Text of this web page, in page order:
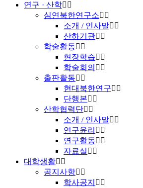
연구 · 산학
심연북한연구소
소개 / 인사말
산하기관
학술활동
현장학습
학술회의
출판활동
현대북한연구
단행본
산학협력단
소개 / 인사말
연구윤리
연구활동
자료실
대학생활
공지사항
학사공지